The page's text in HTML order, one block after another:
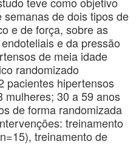
de dois tipos de
e de força, sobre as
e da pressão
de meia idade
randomizado
pacientes hipertensos
mulheres; 30 a 59 anos
de forma randomizada
treinamento
treinamento de